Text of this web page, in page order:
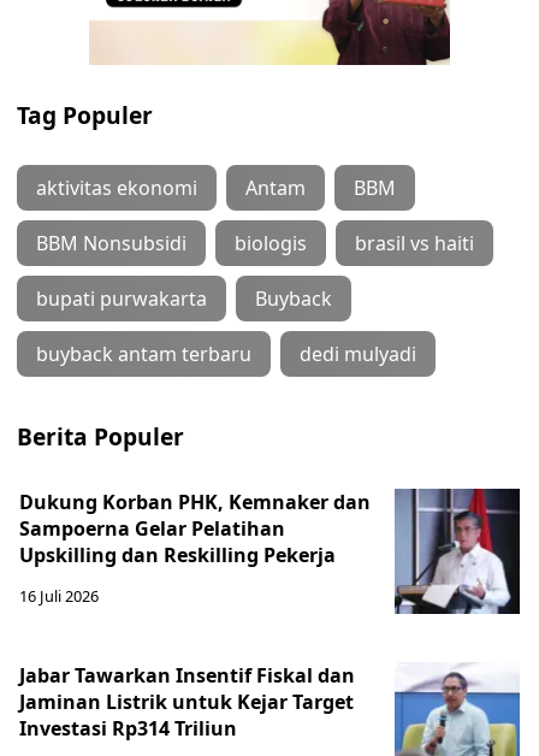
Tag Populer
aktivitas ekonomi Antam BBM
BBM Nonsubsidi biologis brasil vs haiti
bupati purwakarta Buyback
buyback antam terbaru dedi mulyadi
Berita Populer
Dukung Korban PHK, Kemnaker dan
Sampoerna Gelar Pelatihan
Upskilling dan Reskilling Pekerja
16 Juli 2026
Jabar Tawarkan Insentif Fiskal dan
Jaminan Listrik untuk Kejar Target
Investasi Rp314 Triliun